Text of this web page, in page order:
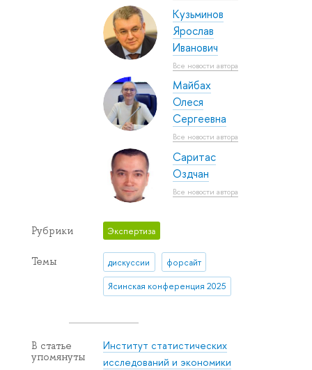
Кузьминов
Ярослав
Иванович
Все новости автора
Майбах
Олеся
Сергеевна
Все новости автора
Саритас
Оздчан
Все новости автора
Рубрики Экспертиза
Темы дискуссии форсайт
Ясинская конференция 2025
В статье
упомянуты
Институт статистических
исследований и экономики